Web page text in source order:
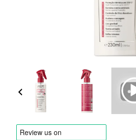
Domande frequenti
Contatti
Recensioni